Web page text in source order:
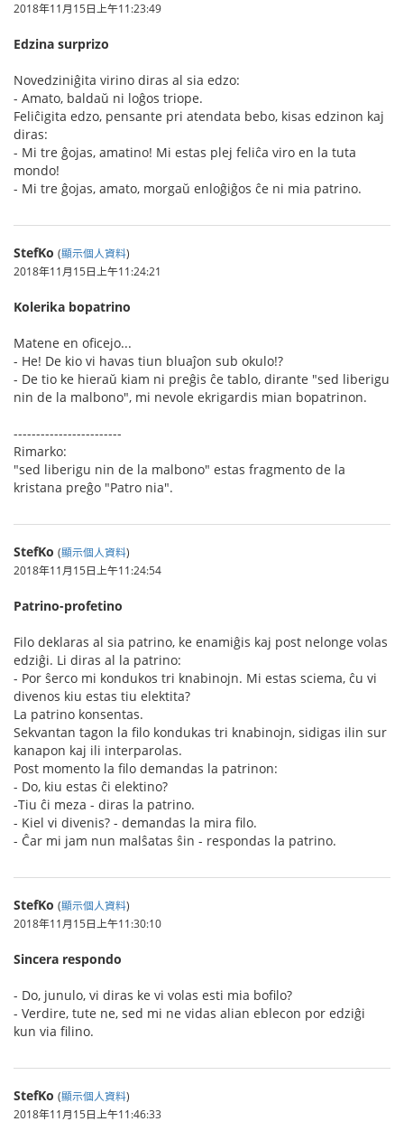
2018年11月15日上午11:23:49
Edzina surprizo
Novedziniĝita virino diras al sia edzo:
- Amato, baldaŭ ni loĝos triope.
Feliĉigita edzo, pensante pri atendata bebo, kisas edzinon kaj
diras:
- Mi tre ĝojas, amatino! Mi estas plej feliĉa viro en la tuta
mondo!
- Mi tre ĝojas, amato, morgaŭ enloĝiĝos ĉe ni mia patrino.
StefKo (顯示個人資料)
2018年11月15日上午11:24:21
Kolerika bopatrino
Matene en oficejo...
- He! De kio vi havas tiun bluaĵon sub okulo!?
- De tio ke hieraŭ kiam ni preĝis ĉe tablo, dirante "sed liberigu
nin de la malbono", mi nevole ekrigardis mian bopatrinon.
------------------------
Rimarko:
"sed liberigu nin de la malbono" estas fragmento de la
kristana preĝo "Patro nia".
StefKo (顯示個人資料)
2018年11月15日上午11:24:54
Patrino-profetino
Filo deklaras al sia patrino, ke enamiĝis kaj post nelonge volas
edziĝi. Li diras al la patrino:
- Por ŝerco mi kondukos tri knabinojn. Mi estas sciema, ĉu vi
divenos kiu estas tiu elektita?
La patrino konsentas.
Sekvantan tagon la filo kondukas tri knabinojn, sidigas ilin sur
kanapon kaj ili interparolas.
Post momento la filo demandas la patrinon:
- Do, kiu estas ĉi elektino?
-Tiu ĉi meza - diras la patrino.
- Kiel vi divenis? - demandas la mira filo.
- Ĉar mi jam nun malŝatas ŝin - respondas la patrino.
StefKo (顯示個人資料)
2018年11月15日上午11:30:10
Sincera respondo
- Do, junulo, vi diras ke vi volas esti mia bofilo?
- Verdire, tute ne, sed mi ne vidas alian eblecon por edziĝi
kun via filino.
StefKo (顯示個人資料)
2018年11月15日上午11:46:33